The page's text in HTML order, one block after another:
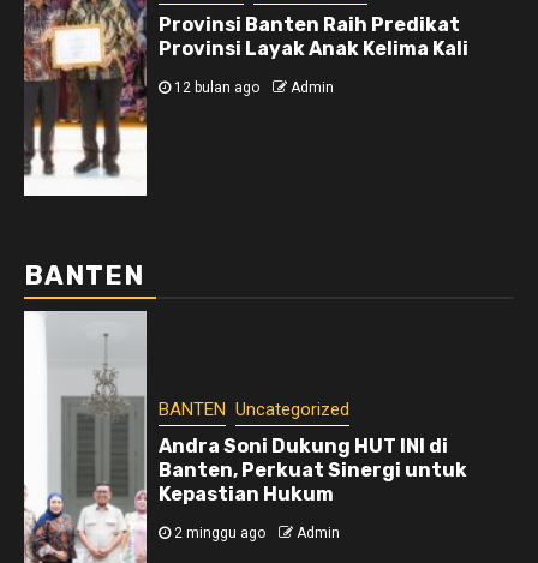
Provinsi Banten Raih Predikat
Provinsi Layak Anak Kelima Kali
12 bulan ago Admin
BANTEN
BANTEN Uncategorized
Andra Soni Dukung HUT INI di
Banten, Perkuat Sinergi untuk
Kepastian Hukum
2 minggu ago Admin